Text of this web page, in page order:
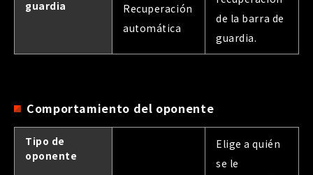
guardia
Recuperación
automática
de la barra de
guardia.
Comportamiento del oponente
Tipo de
oponente
Elige a quién
se le